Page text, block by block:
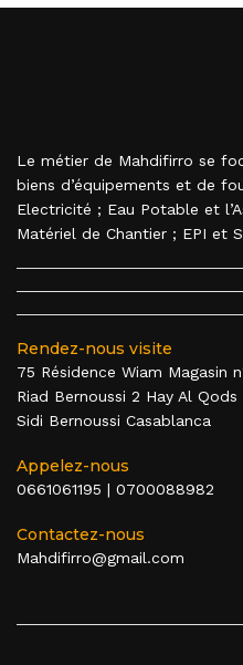
Le métier de Mahdifirro se
biens d’équipements et de
Electricité ; Eau Potable et
Matériel de Chantier ; EPI et
Rendez-nous visite
75 Résidence Wiam Magasin
Riad Bernoussi 2 Hay Al Qods
Sidi Bernoussi Casablanca
Appelez-nous
0661061195 | 0700088982
Contactez-nous
Mahdifirro@gmail.com